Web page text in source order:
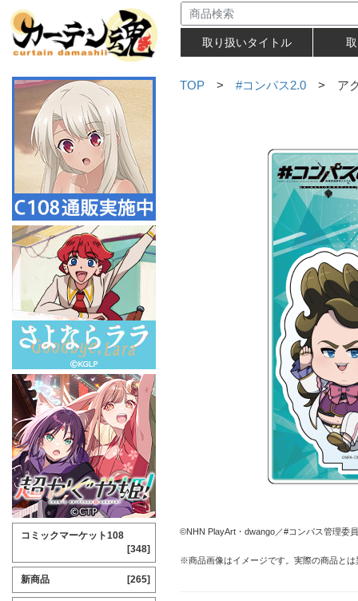
取り扱いタイトル
TOP > #コンパス2.0 > アク
©NHN PlayArt・dwango／#コンパス管理委
※商品画像はイメージです。実際の商品と
コミックマーケット108
[348]
新商品 [265]